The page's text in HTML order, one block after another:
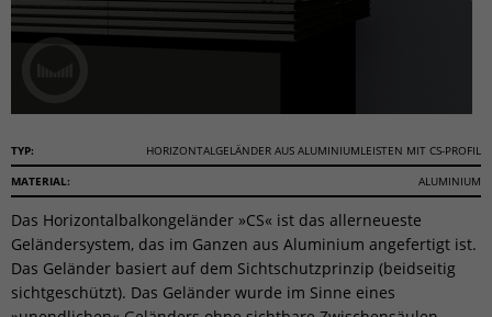
TYP:
HORIZONTALGELÄNDER AUS ALUMINIUMLEISTEN MIT CS-PROFIL
MATERIAL:
ALUMINIUM
Das Horizontalbalkongeländer »CS« ist das allerneueste
Geländersystem, das im Ganzen aus Aluminium angefertigt ist.
Das Geländer basiert auf dem Sichtschutzprinzip (beidseitig
sichtgeschützt). Das Geländer wurde im Sinne eines